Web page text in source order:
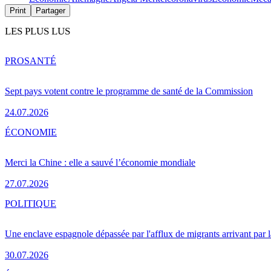
Print Partager
LES PLUS LUS
Sept pays votent contre le programme de santé de la Commission
24.07.2026
PROSANTÉ
Merci la Chine : elle a sauvé l’économie mondiale
27.07.2026
ÉCONOMIE
Une enclave espagnole dépassée par l'afflux de migrants arrivant par
30.07.2026
POLITIQUE